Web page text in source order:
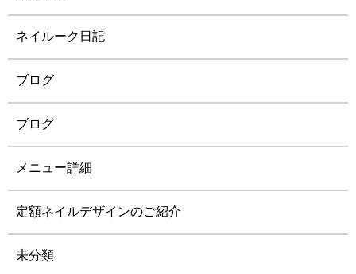
ネイルーク日記
ブログ
ブログ
メニュー詳細
定額ネイルデザインのご紹介
未分類